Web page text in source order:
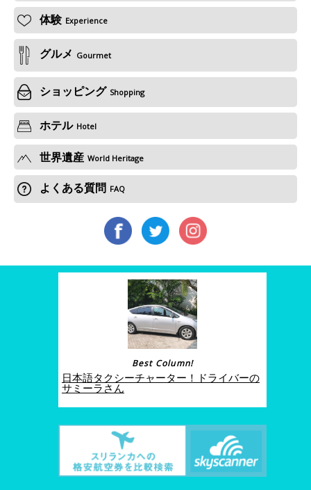
体験 Experience
グルメ Gourmet
ショッピング Shopping
ホテル Hotel
世界遺産 World Heritage
よくある質問 FAQ
Best Column!
日本語タクシーチャーター！ドライバーの
サミーラさん